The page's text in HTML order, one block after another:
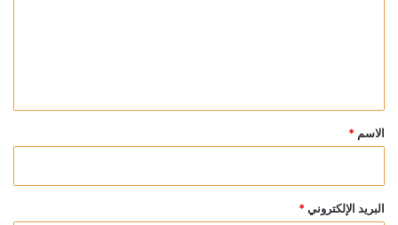
*
الاسم *
البريد الإلكتروني *